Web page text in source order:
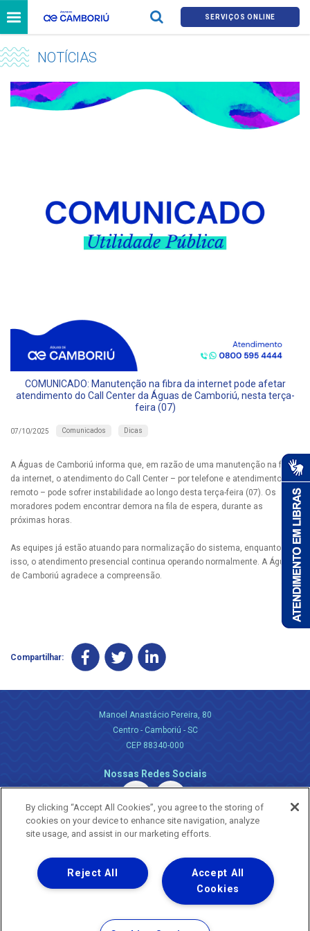
SERVIÇOS ONLINE
NOTÍCIAS
COMUNICADO: Manutenção na fibra da internet pode afetar
atendimento do Call Center da Águas de Camboriú, nesta terça-
feira (07)
07/10/2025 Comunicados Dicas
A Águas de Camboriú informa que, em razão de uma manutenção na fibra
da internet, o atendimento do Call Center – por telefone e atendimento
remoto – pode sofrer instabilidade ao longo desta terça-feira (07). Os
moradores podem encontrar demora na fila de espera, durante as
próximas horas.
As equipes já estão atuando para normalização do sistema, enquanto
isso, o atendimento presencial continua operando normalmente. A Águas
de Camboriú agradece a compreensão.
Compartilhar:
Manoel Anastácio Pereira, 80
Centro - Camboriú - SC
CEP 88340-000
Nossas Redes Sociais
Uma empresa
Copyright ® 2026 - Todos os Direitos Reservados.
Nossa natureza movimenta a vida
By clicking “Accept All Cookies”, you agree to the storing of
cookies on your device to enhance site navigation, analyze
site usage, and assist in our marketing efforts.
Accept All
Cookies
Reject All